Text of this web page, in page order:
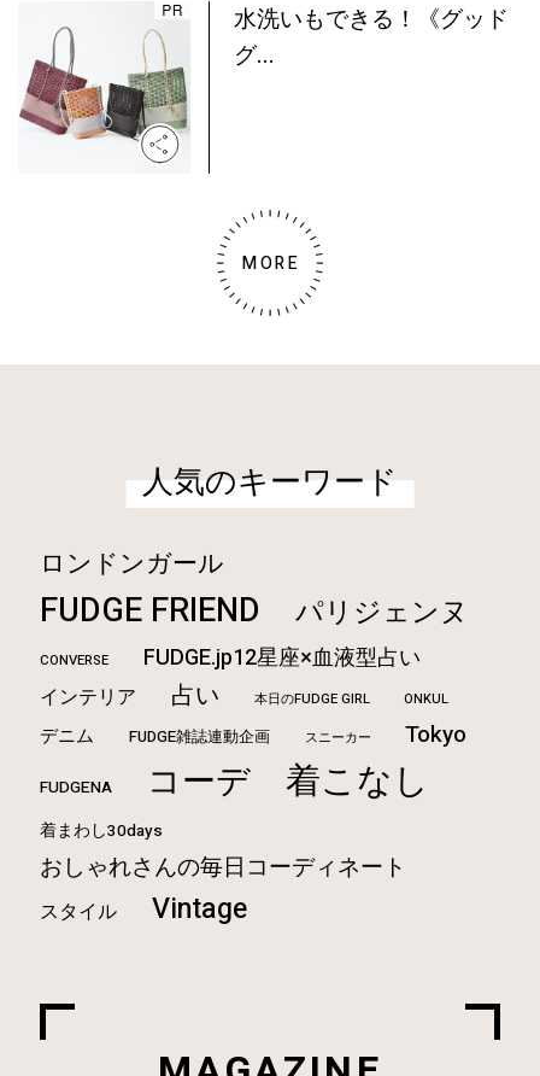
水洗いもできる！《グッド
グ...
MORE
人気のキーワード
ロンドンガール
FUDGE FRIEND パリジェンヌ
CONVERSE FUDGE.jp12星座×血液型占い
インテリア 占い 本日のFUDGE GIRL ONKUL
デニム FUDGE雑誌連動企画 スニーカー Tokyo
FUDGENA コーデ 着こなし
着まわし30days
おしゃれさんの毎日コーディネート
スタイル Vintage